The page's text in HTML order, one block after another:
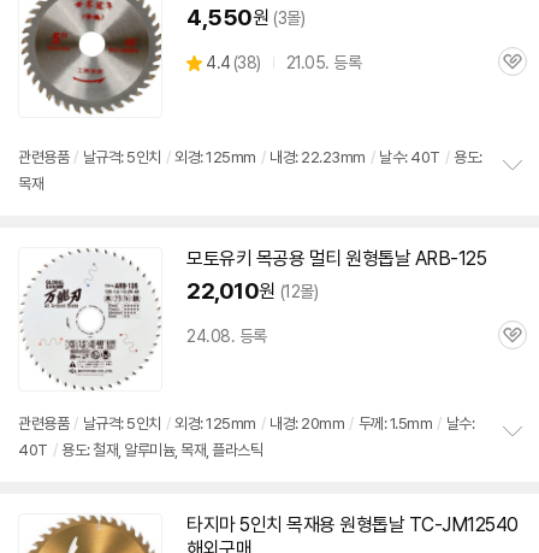
4,550원 (3몰)
별
4.4 (상
38) 21.05. 등록
관
관련용품 / 날규격: 5인치 / 외경: 125mm / 내경: 22.23mm / 날수: 40T / 용도:
목재
모토유키 목공용 멀티 원형톱날ARB-125
22,010원 (12몰)
24.08. 등록
관
관련용품 / 날규격: 5인치 / 외경: 125mm / 내경: 20mm / 두께: 1.5mm / 날수:
40T / 용도: 철재, 알루미늄, 목재, 플라스틱
치
타지마 5인치 목재용 원형톱날TC-JM12540